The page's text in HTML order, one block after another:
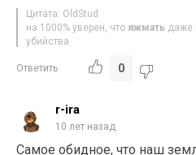
Цитата: OldStud
на 1000% уверен, что яжмать даже
убийства
Ответить 0
r-ira
10 лет назад
Самое обидное, что наш